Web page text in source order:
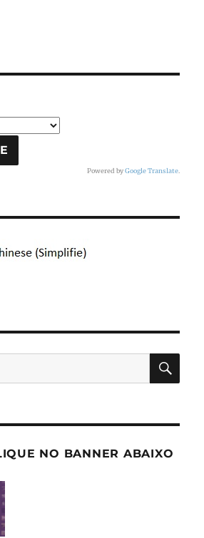
Powered byGoogle Translate.
NO BANNER ABAIXO